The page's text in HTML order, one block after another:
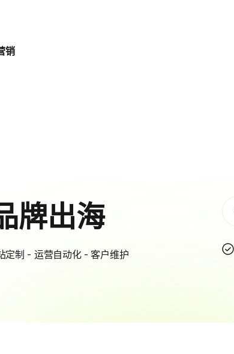
销
牌出海
定制 - 运营自动化 - 客户维护